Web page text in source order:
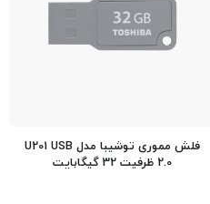
فلش مموری توشیبا مدل U201 USB
2.0 ظرفیت 32 گیگابایت